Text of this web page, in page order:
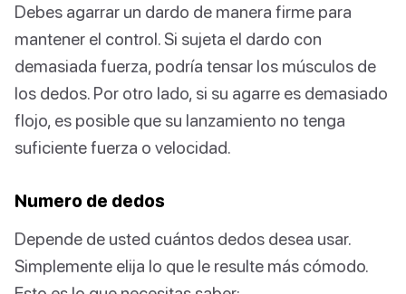
Debes agarrar un dardo de manera firme para
mantener el control. Si sujeta el dardo con
demasiada fuerza, podría tensar los músculos de
los dedos. Por otro lado, si su agarre es demasiado
flojo, es posible que su lanzamiento no tenga
suficiente fuerza o velocidad.
Numero de dedos
Depende de usted cuántos dedos desea usar.
Simplemente elija lo que le resulte más cómodo.